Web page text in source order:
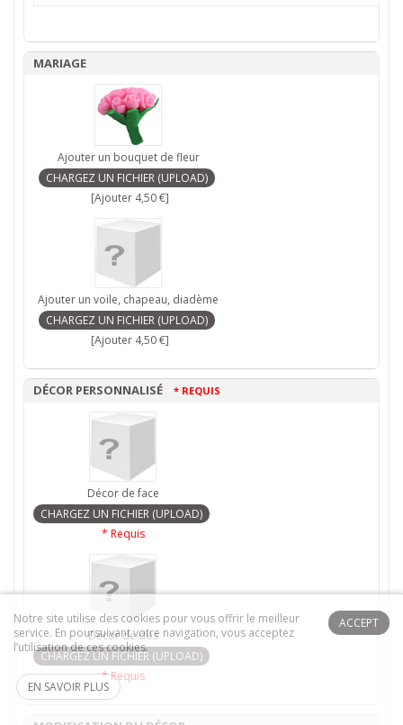
MARIAGE
Ajouter un bouquet de fleur
[Ajouter 4,50 €]
Ajouter un voile, chapeau, diadème
[Ajouter 4,50 €]
DÉCOR PERSONNALISÉ * REQUIS
Décor de face
* Requis
Décor de dos
* Requis
ACCEPT
Notre site utilise des cookies pour vous offrir le meilleur
service. En poursuivant votre navigation, vous acceptez
l’utilisation de ces cookies.
EN SAVOIR PLUS